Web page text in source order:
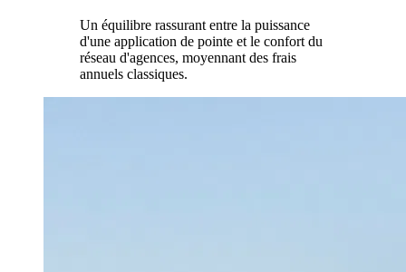
Un équilibre rassurant entre la puissance
d'une application de pointe et le confort du
réseau d'agences, moyennant des frais
annuels classiques.